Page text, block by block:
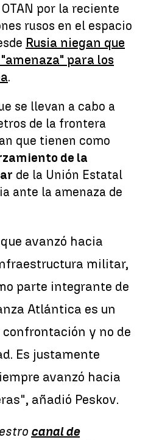
por la reciente
rusos en el espacio
Rusia niegan que
para los
.
se llevan a cabo a
de la frontera
que tienen como
de la
de la Unión Estatal
ante la amenaza de
avanzó hacia
militar,
parte integrante de
Atlántica es un
y no de
Es justamente
avanzó hacia
", añadió Peskov.
canal de